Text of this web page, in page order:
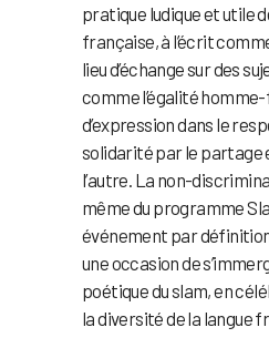
pratique ludique et utile
française, à l’écrit comme
lieu d’échange sur des
comme l’égalité
d’expression dans le
solidarité par le partage
l’autre. La non-
même du programme
événement par
une occasion de
poétique du slam, en
la diversité de la langue